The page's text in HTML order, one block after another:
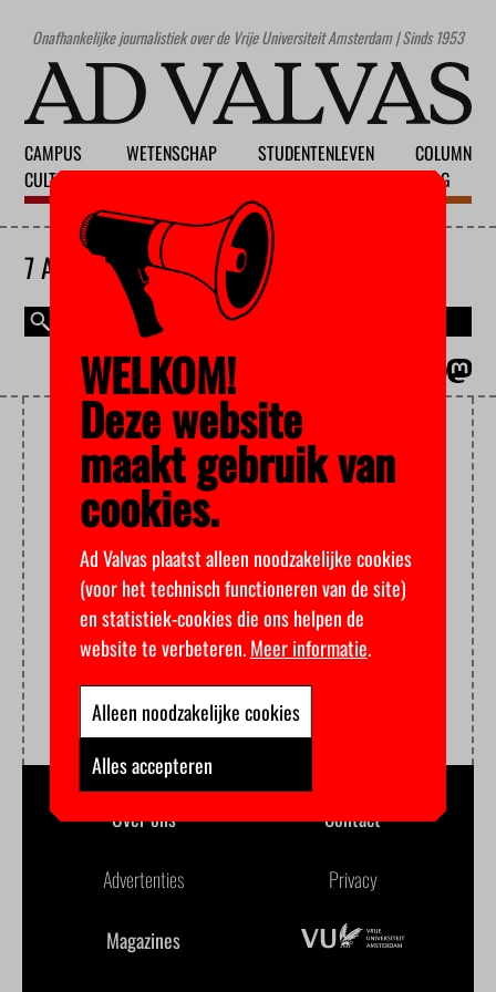
Onafhankelijke journalistiek over de Vrije Universiteit Amsterdam | Sinds 1953
CAMPUS
CULTUUR
WETENSCHAP
STUDENTENLEVEN
COLUMN
BLOG
7 AUGUSTUS 2026
HERSENSCANS
Over ons Contact
Advertenties Privacy
Magazines
WELKOM!
Deze website
maakt gebruik van
cookies.
Ad Valvas plaatst alleen noodzakelijke cookies
(voor het technisch functioneren van de site)
en statistiek-cookies die ons helpen de
website te verbeteren.Meer informatie.
Alleen noodzakelijke cookies
Alles accepteren